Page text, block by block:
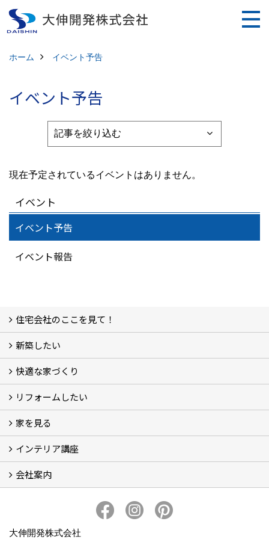
ホーム イベント予告
イベント予告
現在予定されているイベントはありません。
イベント
イベント予告
イベント報告
住宅会社のここを見て！
家づくりをはじめる前に
施主をラクさせる会社とは？
理想の家を建てるには？
新築したい
こだわり
大伸の家づくり体制
地熱＆太陽光の家
家づくりスケジュール
アフター・保証体制
快適な家づくり
建替えたい
リフォームしたい
小さなリフォーム
大きなリフォーム
ビフォーアフター
家を見る
お客様の声
フォトギャラリー
ただいま建築中
施工実績
インテリア講座
イベント予告
イベント報告
会社案内
プライバシーポリシー
大伸開発株式会社